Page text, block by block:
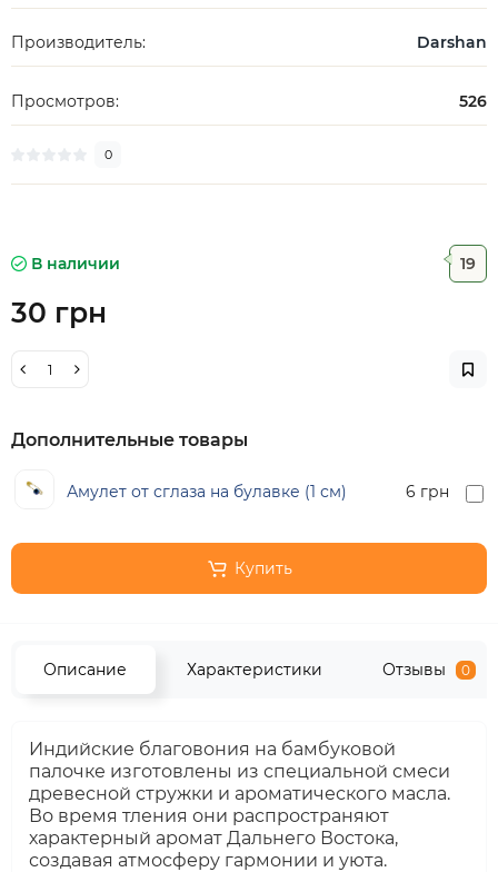
Производитель: Darshan
Просмотров: 526
0
В наличии 19
30 грн
Дополнительные товары
Амулет от сглаза на булавке (1 см) 6 грн
Купить
Описание Характеристики Отзывы 0
Индийские благовония на бамбуковой
палочке изготовлены из специальной смеси
древесной стружки и ароматического масла.
Во время тления они распространяют
характерный аромат Дальнего Востока,
создавая атмосферу гармонии и уюта.